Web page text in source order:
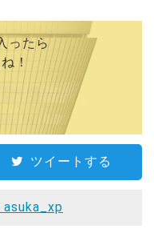
ったら
！
ツイートする